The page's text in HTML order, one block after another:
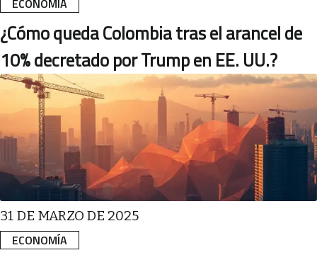
ECONOMÍA
¿Cómo queda Colombia tras el arancel de
10% decretado por Trump en EE. UU.?
ECONOMÍA
31 DE MARZO DE 2025